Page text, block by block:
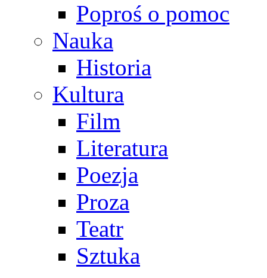
Poproś o pomoc
Nauka
Historia
Kultura
Film
Literatura
Poezja
Proza
Teatr
Sztuka